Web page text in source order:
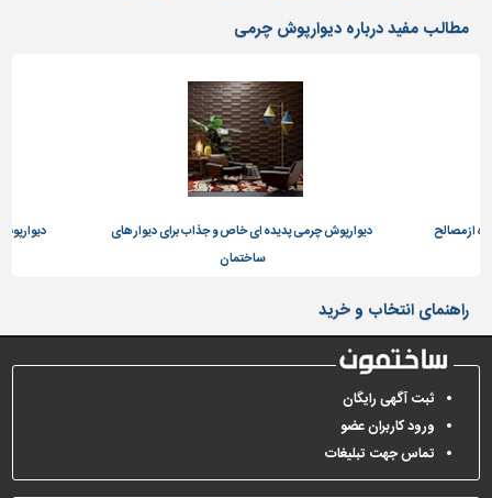
کفپوش
محوطه
سازی
نما
ساخت
ساز
مطالب مفید درباره دیوارپوش چرمی
از مصالح
دیوارپوش چرمی پدیده ای خاص و جذاب برای دیوار های
ساختمان
راهنمای انتخاب و خرید
ثبت آگهی رایگان
ورود کاربران عضو
تماس جهت تبلیغات